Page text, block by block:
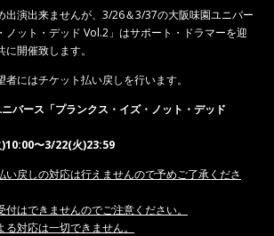
出演出来ませんが、3/26＆3/37の大阪味園ユニバー
ノット・デッド Vol.2」はサポート・ドラマーを迎
開催致します。
にはチケット払い戻しを行います。
バース「プランクス・イズ・ノット・デッド
)10:00〜3/22(火)23:59
戻しの対応は行えませんので予めご了承くださ
はできませんのでご注意ください。
対応は一切できません。